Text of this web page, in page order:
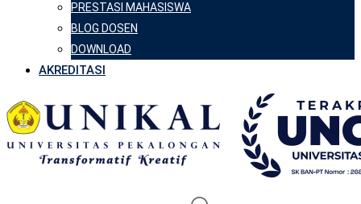
PRESTASI MAHASISWA
BLOG DOSEN
DOWNLOAD
AKREDITASI